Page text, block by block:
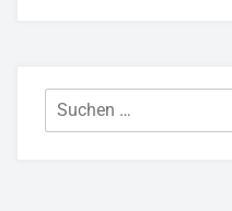
Suchen
nach: